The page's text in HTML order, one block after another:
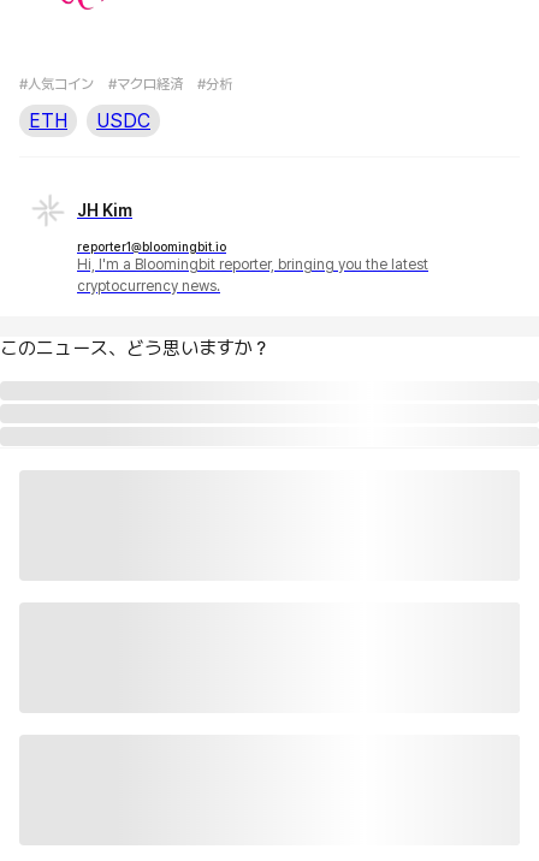
#人気コイン #マクロ経済 #分析
ETH USDC
JH Kim
reporter1@bloomingbit.io
Hi, I'm a Bloomingbit reporter, bringing you the latest
cryptocurrency news.
このニュース、どう思いますか？